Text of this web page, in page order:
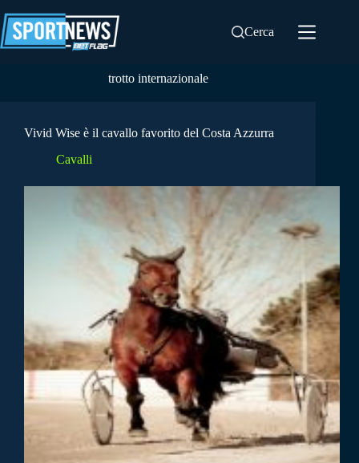
al
contenuto
Cerca
trotto internazionale
Vivid Wise è il cavallo favorito del Costa Azzurra
Cavalli